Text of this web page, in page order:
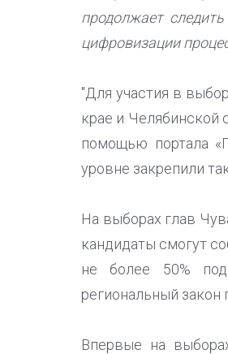
продолжает
цифровизации
"Для участия в
крае и Челябинской
помощью портала
уровне закрепили
На выборах глав
кандидаты смогут
не более 50%
региональный закон
Впервые на